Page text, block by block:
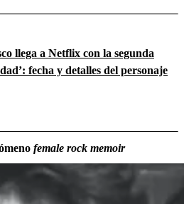
llega a Netflix con la segunda
fecha y detalles del personaje
female rock memoir